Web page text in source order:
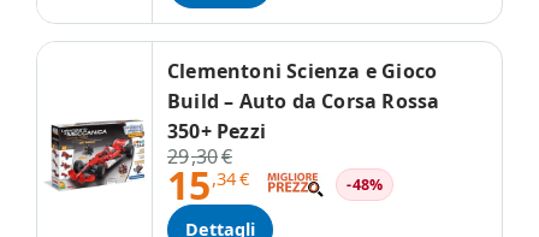
Clementoni Scienza e Gioco
Build – Auto da Corsa Rossa
350+ Pezzi
29,30€
15,34€ -48%
Dettagli